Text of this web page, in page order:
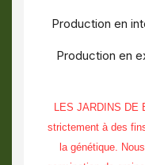
Production en
Production en
LES JARDINS DE
strictement à des
la génétique.